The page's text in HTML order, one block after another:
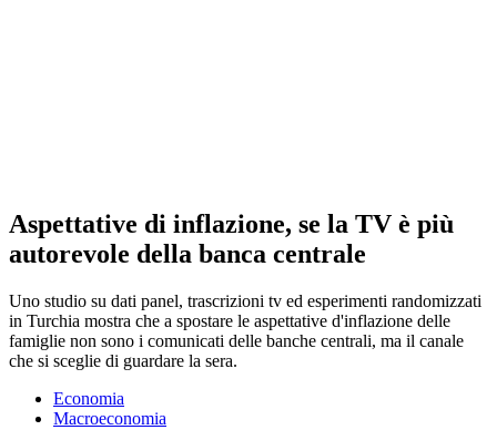
Aspettative di inflazione, se la TV è più
autorevole della banca centrale
Uno studio su dati panel, trascrizioni tv ed esperimenti randomizzati
in Turchia mostra che a spostare le aspettative d'inflazione delle
famiglie non sono i comunicati delle banche centrali, ma il canale
che si sceglie di guardare la sera.
Economia
Macroeconomia